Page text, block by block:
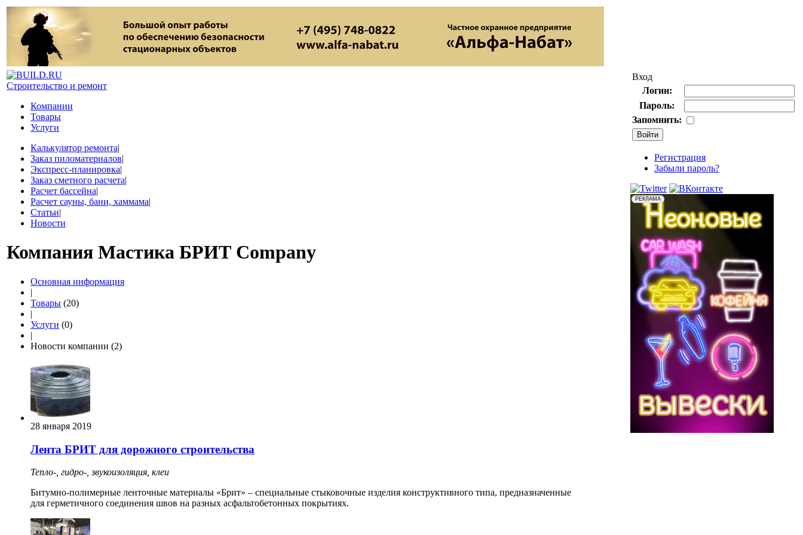
Строительство и ремонт
Компании
Товары
Услуги
Калькулятор ремонта|
Заказ пиломатериалов|
Экспресс-планировка|
Заказ сметного расчета|
Расчет бассейна|
Расчет сауны, бани, хаммама|
Статьи|
Новости
Компания Мастика БРИТ Company
Основная информация
|
Товары (20)
|
Услуги (0)
|
Новости компании (2)
28 января 2019
Лента БРИТ для дорожного строительства
Тепло-, гидро-, звукоизоляция, клеи
Битумно-полимерные ленточные материалы «Брит» – специальные стыковочные изделия конструктивного типа, предназначенные
для герметичного соединения швов на разных асфальтобетонных покрытиях.
Вход
Логин:
Пароль:
Запомнить:
Регистрация
Забыли пароль?